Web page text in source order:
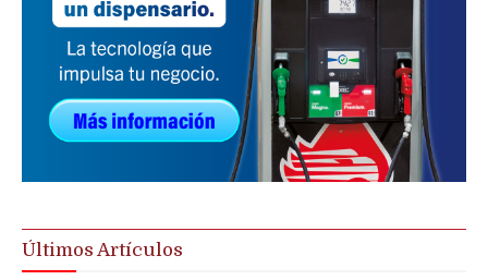
Últimos Artículos